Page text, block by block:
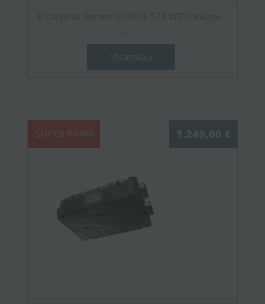
Entalpinis Reneo D 180-E S21 WIFI rekupe...
Išsamiau
SUPER KAINA 1.249,00 €